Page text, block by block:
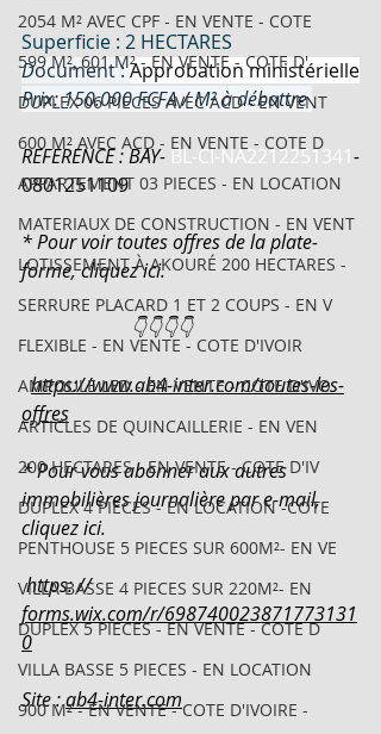
2054 M² AVEC CPF - EN VENTE - COTE
599 M², 601 M² - EN VENTE - COTE D'
DUPLEX 06 PIECES AVEC ACD - EN VENT
600 M² AVEC ACD - EN VENTE - COTE D
APPARTEMENT 03 PIECES - EN LOCATION
MATERIAUX DE CONSTRUCTION - EN VENT
LOTISSEMENT À AKOURÉ 200 HECTARES -
SERRURE PLACARD 1 ET 2 COUPS - EN V
FLEXIBLE - EN VENTE - COTE D'IVOIR
AMPOULE LED - EN VENTE - COTE D'IVO
ARTICLES DE QUINCAILLERIE - EN VEN
200 HECTARES - EN VENTE - COTE D'IV
DUPLEX 4 PIECES - EN LOCATION -COTE
PENTHOUSE 5 PIECES SUR 600M²- EN VE
VILLA BASSE 4 PIECES SUR 220M²- EN
DUPLEX 5 PIECES - EN VENTE - COTE D
VILLA BASSE 5 PIECES - EN LOCATION
900 M² - EN VENTE - COTE D'IVOIRE -
Superficie : 2 HECTARES
Document : Approbation ministérielle
Prix: 150.000 FCFA / M² à débattre
REFERENCE : BAY- BL-CI-NA2212251341-
0801251109
* Pour voir toutes offres de la plate-
forme, cliquez ici.
👇👇👇👇
https://www.ab4-inter.com/toutes-les-
offres
* Pour vous abonner aux autres
immobilières journalière par e-mail,
cliquez ici.
https: //
forms.wix.com/r/698740023871773131
0
Site : ab4-inter.com